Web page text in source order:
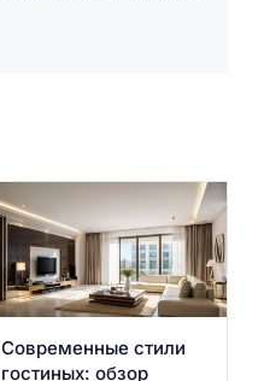
Современные стили
гостиных: обзор